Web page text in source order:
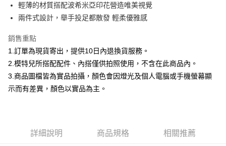
國泰世華商業銀行
兆豐國際商業銀行
臺灣中小企業銀行
台中商業銀行
聯邦商業銀行
元大商業銀行
永豐商業銀行
台新國際商業銀行
中國信託商業銀行
台灣樂天信用卡公司
Apple Pay
悠遊付
Google Pay
全盈+PAY
【大哥付你分期使用說明】
1.本服務由台灣大哥大提供，台灣大哥大用戶可立即使用無須另外申請。
AFTEE先享後付
輕薄的材質搭配波希米亞印花營造唯美視覺
兩件式設計，舉手投足都散發 輕柔優雅感
銷售重點
1.訂單為現貨寄出，提供10日內退換貨服務。
2.模特兒所搭配配件、內搭僅供拍照使用，不含在此商品內。
3.商品圖檔皆為實品拍攝，顏色會因燈光及個人電腦或手機螢幕顯
示而有差異，顏色以實品為主。
詳細說明 商品規格 相關推薦